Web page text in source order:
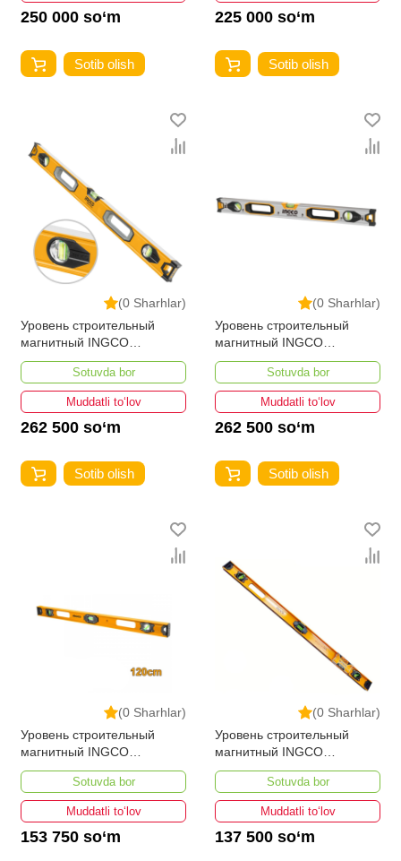
250 000 so‘m
Sotib olish
225 000 so‘m
Sotib olish
(0 Sharhlar)
Уровень строительный
магнитный INGCO
HSL08200 200 см
Sotuvda bor
Muddatli to‘lov
262 500 so‘m
Sotib olish
(0 Sharhlar)
Уровень строительный
магнитный INGCO
HSL38120M 120 см
Sotuvda bor
Muddatli to‘lov
262 500 so‘m
Sotib olish
(0 Sharhlar)
Уровень строительный
магнитный INGCO
HSL28120 120 см
Sotuvda bor
Muddatli to‘lov
153 750 so‘m
(0 Sharhlar)
Уровень строительный
магнитный INGCO
HSL28100 100 см
Sotuvda bor
Muddatli to‘lov
137 500 so‘m